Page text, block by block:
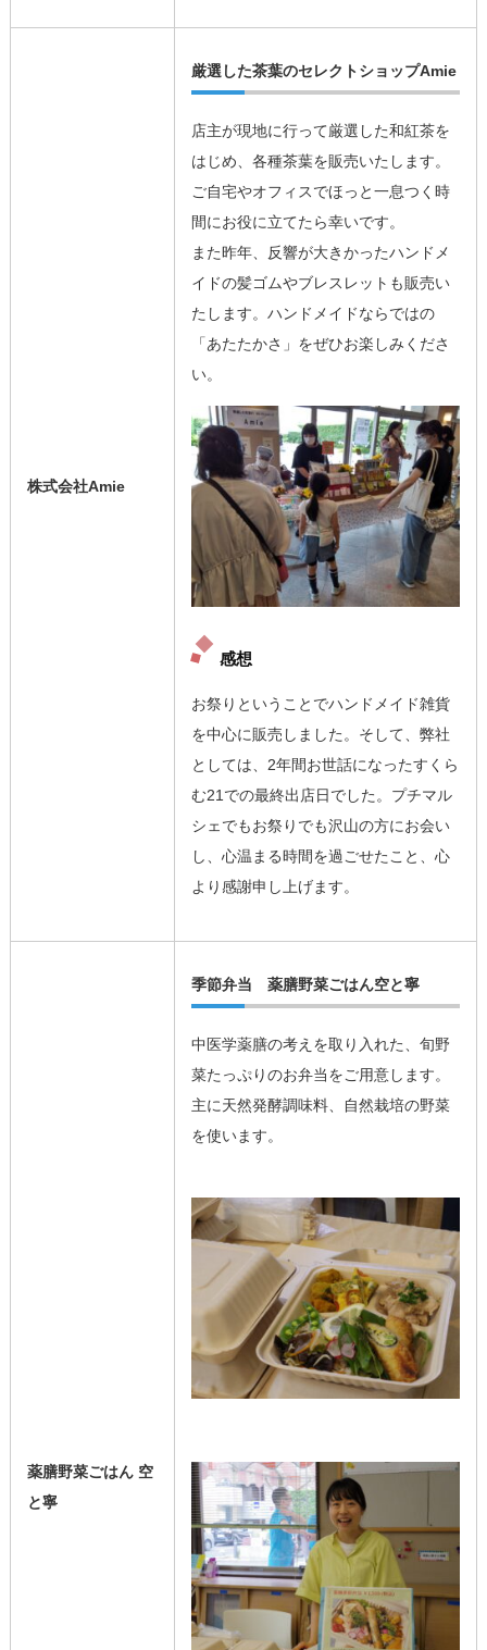
株式会社Amie
厳選した茶葉のセレクトショップAmie
店主が現地に行って厳選した和紅茶を
はじめ、各種茶葉を販売いたします。
ご自宅やオフィスでほっと一息つく時
間にお役に立てたら幸いです。
また昨年、反響が大きかったハンドメ
イドの髪ゴムやブレスレットも販売い
たします。ハンドメイドならではの
「あたたかさ」をぜひお楽しみくださ
い。
感想
お祭りということでハンドメイド雑貨
を中心に販売しました。そして、弊社
としては、2年間お世話になったすくら
む21での最終出店日でした。プチマル
シェでもお祭りでも沢山の方にお会い
し、心温まる時間を過ごせたこと、心
より感謝申し上げます。
薬膳野菜ごはん 空
と寧
季節弁当 薬膳野菜ごはん空と寧
中医学薬膳の考えを取り入れた、旬野
菜たっぷりのお弁当をご用意します。
主に天然発酵調味料、自然栽培の野菜
を使います。